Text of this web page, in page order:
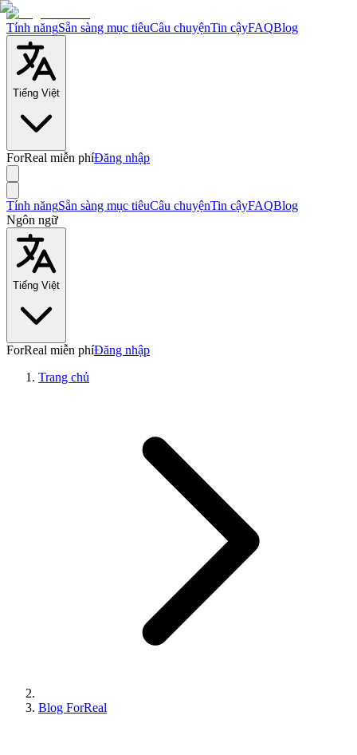
Tính năngSẵn sàng mục tiêuCâu chuyệnTin cậyFAQBlog
Tiếng Việt
ForReal miễn phíĐăng nhập
Tính năngSẵn sàng mục tiêuCâu chuyệnTin cậyFAQBlog
Ngôn ngữ
Tiếng Việt
ForReal miễn phíĐăng nhập
Trang chủ
Blog ForReal